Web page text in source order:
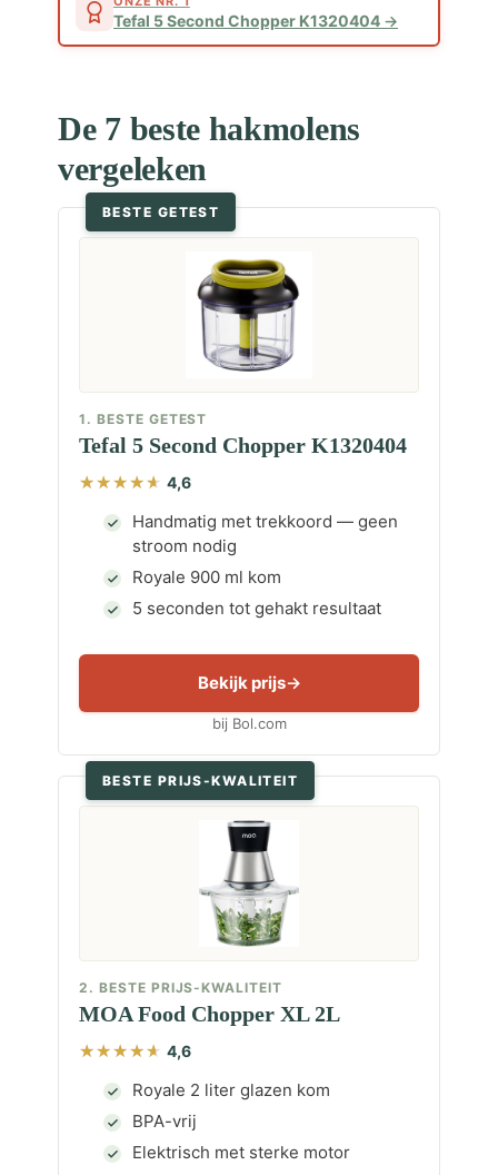
Tefal 5 Second Chopper K1320404
De 7 beste hakmolens
vergeleken
BESTE GETEST
1. BESTE GETEST
Tefal 5 Second Chopper K1320404
4,6
Handmatig met trekkoord — geen
stroom nodig
Royale 900 ml kom
5 seconden tot gehakt resultaat
Bekijk prijs
bij Bol.com
BESTE PRIJS-KWALITEIT
2. BESTE PRIJS-KWALITEIT
MOA Food Chopper XL 2L
4,6
Royale 2 liter glazen kom
BPA-vrij
Elektrisch met sterke motor